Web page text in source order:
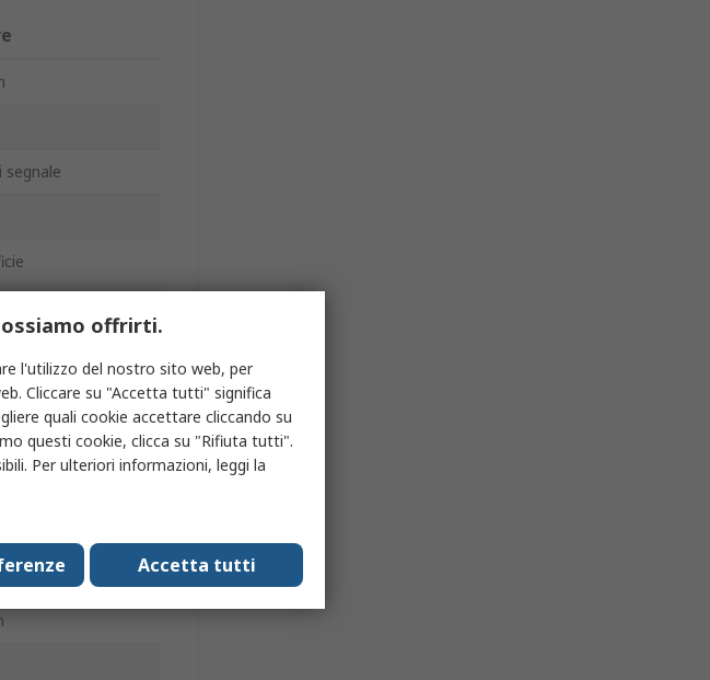
segnale
offrirti.
l'utilizzo del nostro sito web, per
Cliccare su "Accetta tutti" significa
quali cookie accettare cliccando su
questi cookie, clicca su "Rifiuta tutti".
Per ulteriori informazioni, leggi la
Accetta tutti